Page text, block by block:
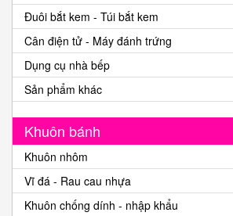
Đuôi bắt kem - Túi bắt kem
Cân điện tử - Máy đánh trứng
Dụng cụ nhà bếp
Sản phẩm khác
Khuôn bánh
Khuôn nhôm
Vĩ đá - Rau cau nhựa
Khuôn chống dính - nhập khẩu